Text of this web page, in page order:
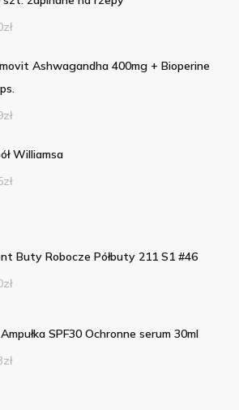
zł
Ashwagandha 400mg + Bioperine
zł
Williamsa
zł
Buty Robocze Półbuty 211 S1 #46
zł
SPF30 Ochronne serum 30ml
zł